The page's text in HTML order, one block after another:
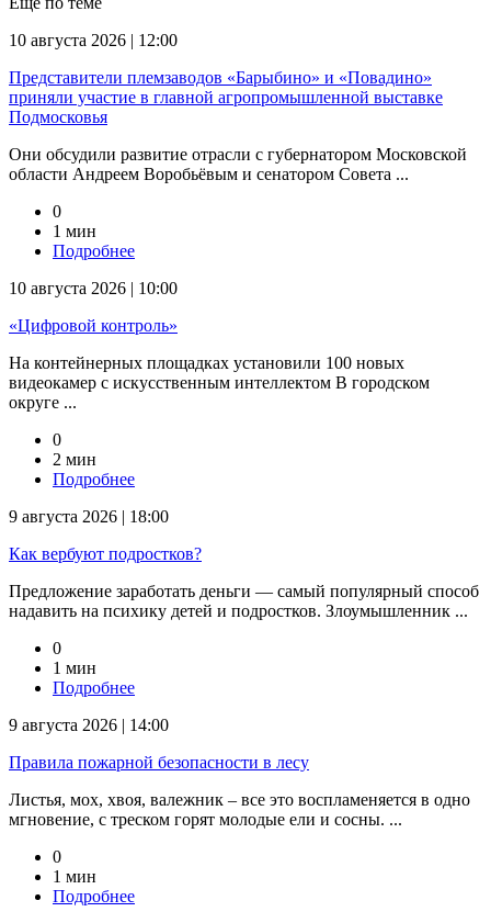
10 августа 2026 | 12:00
Представители племзаводов «Барыбино» и «Повадино»
приняли участие в главной агропромышленной выставке
Подмосковья
Они обсудили развитие отрасли с губернатором Московской
области Андреем Воробьёвым и сенатором Совета ...
0
1 мин
Подробнее
10 августа 2026 | 10:00
«Цифровой контроль»
На контейнерных площадках установили 100 новых
видеокамер с искусственным интеллектом В городском
округе ...
0
2 мин
Подробнее
9 августа 2026 | 18:00
Как вербуют подростков?
Предложение заработать деньги — самый популярный способ
надавить на психику детей и подростков. Злоумышленник ...
0
1 мин
Подробнее
9 августа 2026 | 14:00
Правила пожарной безопасности в лесу
Листья, мох, хвоя, валежник – все это воспламеняется в одно
мгновение, с треском горят молодые ели и сосны. ...
0
1 мин
Подробнее